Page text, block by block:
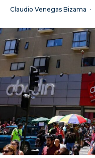
Claudio Venegas Bizama ·